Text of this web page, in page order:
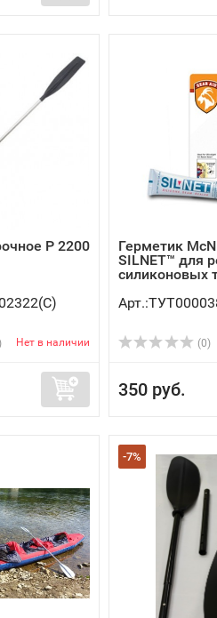
Р 2200
Нет в наличии
Герметик
SILNET™ для
силиконовых
(0)
350 руб.
-7%